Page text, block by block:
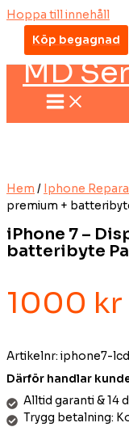
Hoppa till innehåll
Köp begagnad
MD
Hem / Iphone
premium +
iPhone 7 –
batteribyte
1000 kr
Artikelnr: iphone7-
Därför handlar
Alltid garanti & 14
Trygg betalning: